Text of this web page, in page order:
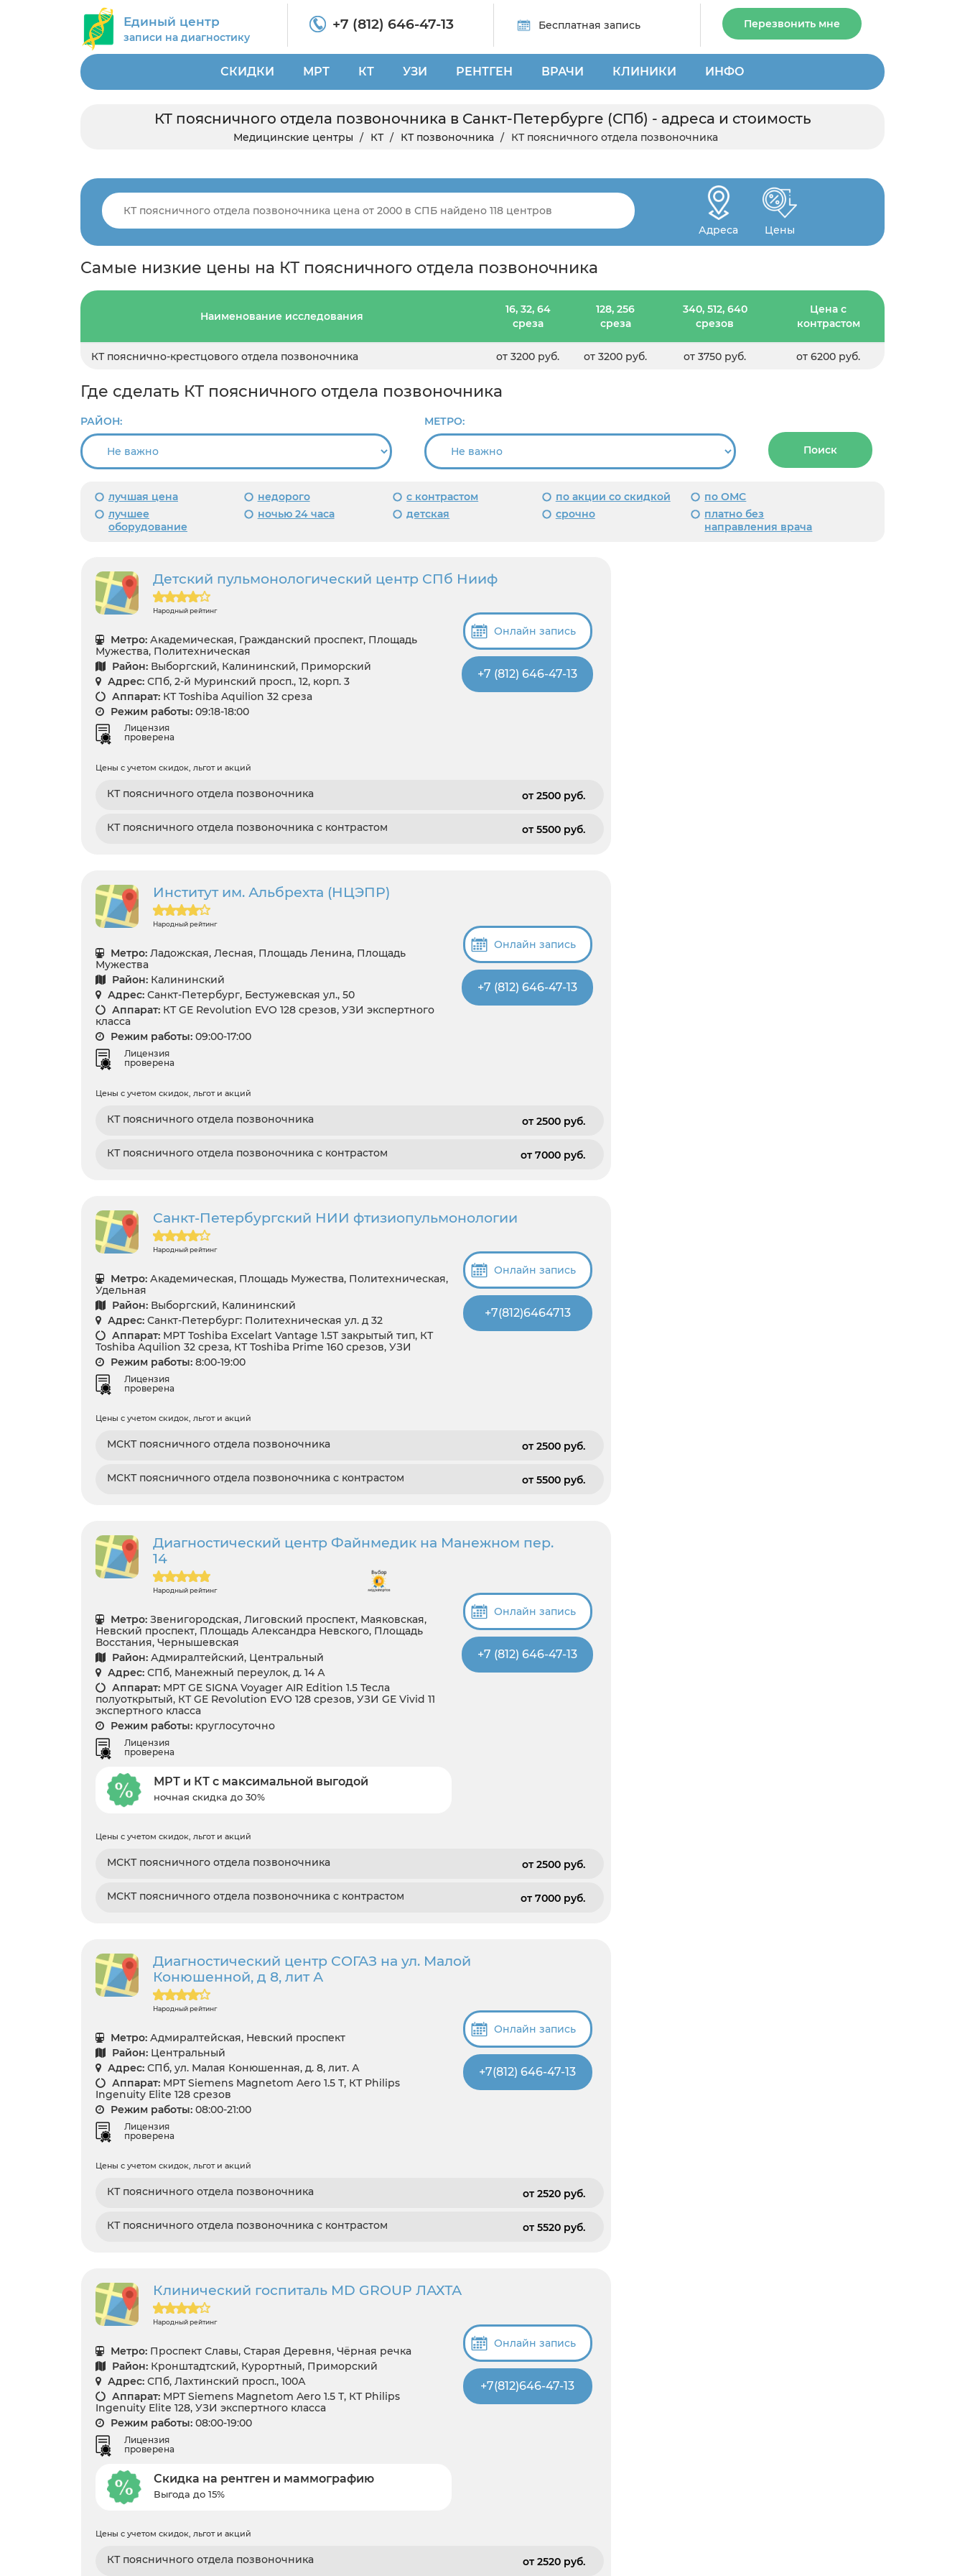
Единый центр
записи на диагностику
+7 (812) 646-47-13 Бесплатная запись Перезвонить мне
СКИДКИ МРТ КТ УЗИ РЕНТГЕН ВРАЧИ КЛИНИКИ ИНФО
КТ поясничного отдела позвоночника в Санкт-Петербурге (СПб) - адреса и стоимость
Медицинские центры КТ КТ позвоночника КТ поясничного отдела позвоночника
Адреса Цены
Самые низкие цены на КТ поясничного отдела позвоночника
Наименование исследования
16, 32, 64
среза
128, 256
среза
340, 512, 640
срезов
Цена с
контрастом
КТ пояснично-крестцового отдела позвоночника от 3200 руб. от 3200 руб. от 3750 руб. от 6200 руб.
Где сделать КТ поясничного отдела позвоночника
РАЙОН: МЕТРО:
Поиск
лучшая цена недорого с контрастом по акции со скидкой
по ОМС
лучшее
оборудование
ночью 24 часа детская срочно
платно без
направления врача
Детский пульмонологический центр СПб Нииф
Народный рейтинг
Метро: Академическая, Гражданский проспект, Площадь
Мужества, Политехническая
Район: Выборгский, Калининский, Приморский
Адрес: СПб, 2-й Муринский просп., 12, корп. 3
Аппарат: КТ Toshiba Aquilion 32 среза
Режим работы: 09:18-18:00
Лицензия
проверена
Онлайн запись
+7 (812) 646-47-13
Цены с учетом скидок, льгот и акций
КТ поясничного отдела позвоночника от 2500 pуб.
КТ поясничного отдела позвоночника с контрастом от 5500 pуб.
Институт им. Альбрехта (НЦЭПР)
Народный рейтинг
Метро: Ладожская, Лесная, Площадь Ленина, Площадь
Мужества
Район: Калининский
Адрес: Санкт-Петербург, Бестужевская ул., 50
Аппарат: КТ GE Revolution EVO 128 срезов, УЗИ экспертного
класса
Режим работы: 09:00-17:00
Лицензия
проверена
Онлайн запись
+7 (812) 646-47-13
Цены с учетом скидок, льгот и акций
КТ поясничного отдела позвоночника от 2500 pуб.
КТ поясничного отдела позвоночника с контрастом от 7000 pуб.
Санкт-Петербургский НИИ фтизиопульмонологии
Народный рейтинг
Метро: Академическая, Площадь Мужества, Политехническая,
Удельная
Район: Выборгский, Калининский
Адрес: Санкт-Петербург: Политехническая ул. д 32
Аппарат: МРТ Toshiba Excelart Vantage 1.5T закрытый тип, КТ
Toshiba Aquilion 32 среза, КТ Toshiba Prime 160 срезов, УЗИ
Режим работы: 8:00-19:00
Лицензия
проверена
Онлайн запись
+7(812)6464713
Цены с учетом скидок, льгот и акций
МСКТ поясничного отдела позвоночника от 2500 pуб.
МСКТ поясничного отдела позвоночника с контрастом от 5500 pуб.
Диагностический центр Файнмедик на Манежном пер.
14
Народный рейтинг
Метро: Звенигородская, Лиговский проспект, Маяковская,
Невский проспект, Площадь Александра Невского, Площадь
Восстания, Чернышевская
Район: Адмиралтейский, Центральный
Адрес: СПб, Манежный переулок, д. 14 А
Аппарат: МРТ GE SIGNA Voyager AIR Edition 1.5 Тесла
полуоткрытый, КТ GE Revolution EVO 128 срезов, УЗИ GE Vivid 11
экспертного класса
Режим работы: круглосуточно
Лицензия
проверена
МРТ и КТ с максимальной выгодой
ночная скидка до 30%
Онлайн запись
+7 (812) 646-47-13
Цены с учетом скидок, льгот и акций
МСКТ поясничного отдела позвоночника от 2500 pуб.
МСКТ поясничного отдела позвоночника с контрастом от 7000 pуб.
Диагностический центр СОГАЗ на ул. Малой
Конюшенной, д 8, лит А
Народный рейтинг
Метро: Адмиралтейская, Невский проспект
Район: Центральный
Адрес: СПб, ул. Малая Конюшенная, д. 8, лит. А
Аппарат: МРТ Siemens Magnetom Aero 1.5 Т, КТ Philips
Ingenuity Elite 128 срезов
Режим работы: 08:00-21:00
Лицензия
проверена
Онлайн запись
+7(812) 646-47-13
Цены с учетом скидок, льгот и акций
КТ поясничного отдела позвоночника от 2520 pуб.
КТ поясничного отдела позвоночника с контрастом от 5520 pуб.
Клинический госпиталь MD GROUP ЛАХТА
Народный рейтинг
Метро: Проспект Славы, Старая Деревня, Чёрная речка
Район: Кронштадтский, Курортный, Приморский
Адрес: СПб, Лахтинский просп., 100А
Аппарат: МРТ Siemens Magnetom Aero 1.5 Т, КТ Philips
Ingenuity Elite 128, УЗИ экспертного класса
Режим работы: 08:00-19:00
Лицензия
проверена
Скидка на рентген и маммографию
Выгода до 15%
Онлайн запись
+7(812)646-47-13
Цены с учетом скидок, льгот и акций
КТ поясничного отдела позвоночника от 2520 pуб.